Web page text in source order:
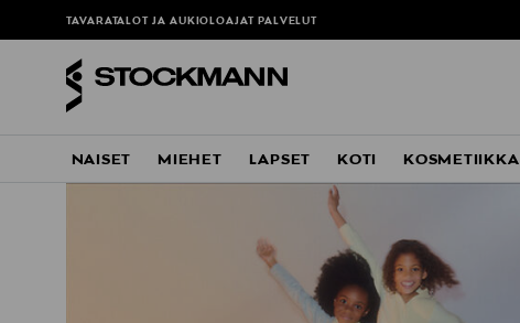
TAVARATALOT JA AUKIOLOAJAT PALVELUT
NAISET MIEHET LAPSET KOTI KOSMETIIKKA